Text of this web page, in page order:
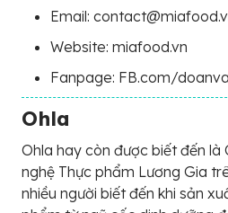
Email:
Website: miafood.vn
Fanpage: FB.com/
Ohla
Ohla hay còn được biết đến là
nghệ Thực phẩm Lương Gia
nhiều người biết đến khi sản